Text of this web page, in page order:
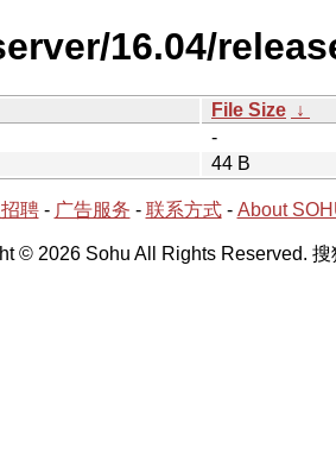
16.04/
File Size ↓
-
44 B
聘- 广告服务 - 联系方式- About
© 2026 Sohu All Rights Reserved. 搜